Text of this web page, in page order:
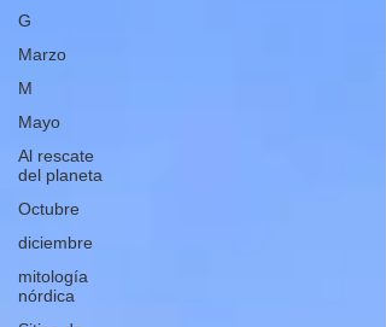
G
Marzo
M
Mayo
Al rescate
del planeta
Octubre
diciembre
mitología
nórdica